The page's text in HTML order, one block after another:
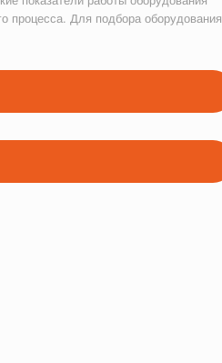
процесса. Для подбора оборудования